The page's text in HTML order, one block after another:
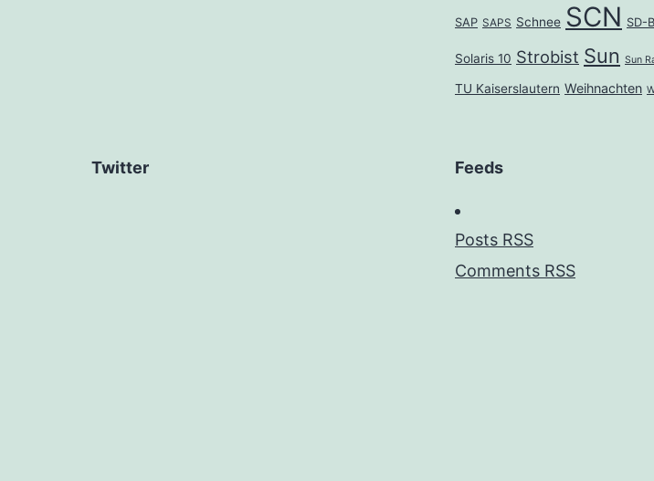
SAP SAPS Schnee SCN SD-
Solaris 10 Strobist Sun Sun
TU Kaiserslautern Weihnachten
Twitter Feeds
Posts RSS
Comments RSS